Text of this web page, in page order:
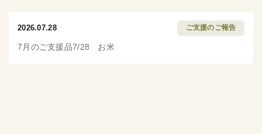
2026.07.28 ご支援のご報告
7月のご支援品7/28 お米